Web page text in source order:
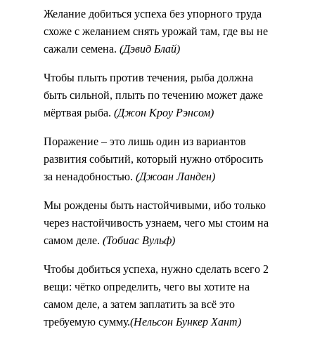
схоже с желанием снять урожай там, где вы не
сажали семена.(Дэвид Блай)
быть сильной, плыть по течению может даже
мёртвая рыба. (Джон Кроу Рэнсом)
развития событий, который нужно отбросить
за ненадобностью. (Джоан Ланден)
через настойчивость узнаем, чего мы стоим на
самом деле.(Тобиас Вульф)
вещи: чётко определить, чего вы хотите на
самом деле, а затем заплатить за всё это
требуемую сумму.(Нельсон Бункер Хант)